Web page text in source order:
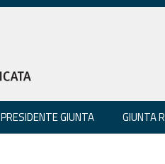
PRESIDENTE GIUNTA GIUNTA